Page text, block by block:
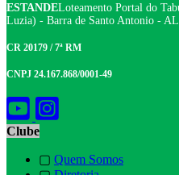
ESTANDELoteamento Portal do
Luzia) - Barra de Santo Antonio - AL
CR 20179 / 7ª RM
CNPJ 24.167.868/0001-49
Clube
▢ Quem Somos